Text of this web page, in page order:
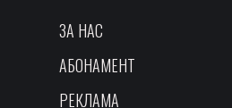
ЗА НАС
АБОНАМЕНТ
РЕКЛАМА